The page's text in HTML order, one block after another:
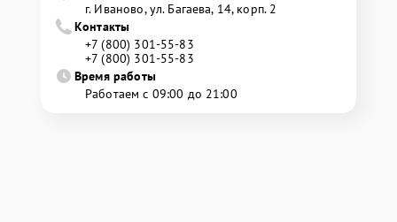
г. Иваново, ул. Багаева, 14, корп. 2
Контакты
+7 (800) 301-55-83
+7 (800) 301-55-83
Время работы
Работаем с 09:00 до 21:00